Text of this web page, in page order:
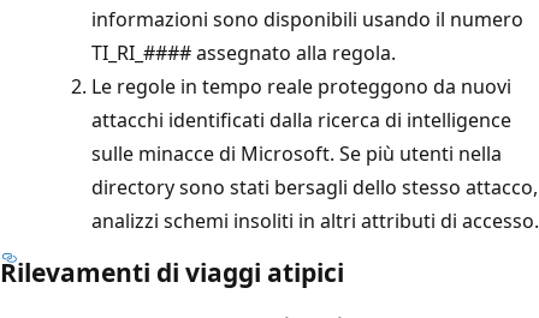
informazioni sono disponibili usando il numero
TI_RI_#### assegnato alla regola.
Le regole in tempo reale proteggono da nuovi
attacchi identificati dalla ricerca di intelligence
sulle minacce di Microsoft. Se più utenti nella
directory sono stati bersagli dello stesso attacco,
analizzi schemi insoliti in altri attributi di accesso.
Rilevamenti di viaggi atipici